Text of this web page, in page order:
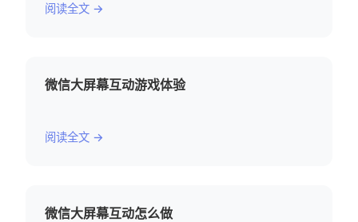
阅读全文 →
微信大屏幕互动游戏体验
阅读全文 →
微信大屏幕互动怎么做